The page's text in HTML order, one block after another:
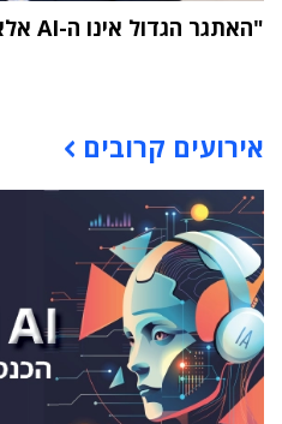
"האתגר הגדול אינו ה-AI אלא הטמעתה בארגון"
אירועים קרובים